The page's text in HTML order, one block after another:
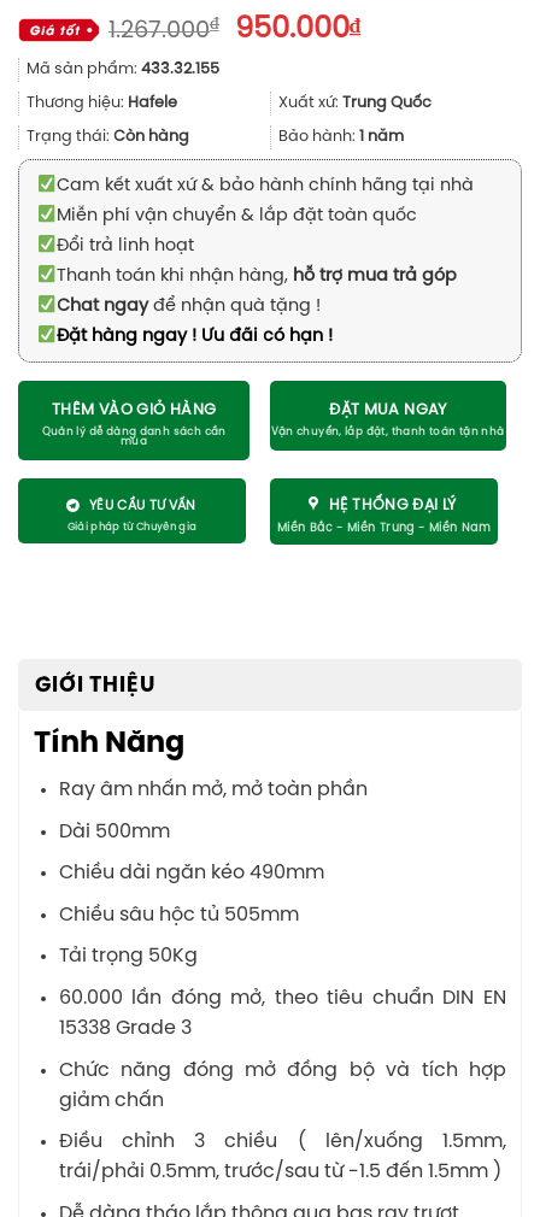
1.267.000₫
Giá
1.267.000₫.
950.000₫Giá
là:
950.000₫.
Mã sản phẩm: 433.32.155
Thương hiệu: Hafele Xuất xứ: Trung Quốc
Trạng thái: Còn hàng Bảo hành: 1 năm
Cam kết xuất xứ & bảo hành chính hãng tại nhà
Miễn phí vận chuyển & lắp đặt toàn quốc
Đổi trả linh hoạt
Thanh toán khi nhận hàng, hỗ trợ mua trả góp
Chat ngayđể nhận quà tặng !
Đặt hàng ngay ! Ưu đãi có hạn !
THÊM VÀO GIỎ HÀNG ĐẶT MUA NGAY
YÊU CẦU TƯ VẤN HỆ THỐNG ĐẠI LÝ
GIỚI THIỆU
Tính Năng
Ray âm nhấn mở, mở toàn phần
Dài 500mm
Chiều dài ngăn kéo 490mm
Chiều sâu hộc tủ 505mm
Tải trọng 50Kg
60.000 lần đóng mở, theo tiêu chuẩn DIN EN
15338 Grade 3
Chức năng đóng mở đồng bộ và tích hợp
giảm chấn
Điều chỉnh 3 chiều ( lên/xuống 1.5mm,
trái/phải 0.5mm, trước/sau từ -1.5 đến 1.5mm )